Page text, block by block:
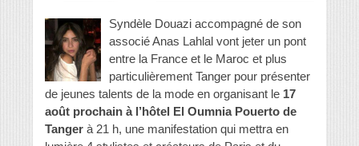
Syndèle Douazi accompagné de son
associé Anas Lahlal vont jeter un pont
entre la France et le Maroc et plus
particulièrement Tanger pour présenter
de jeunes talents de la mode en organisant le 17
août prochain à l’hôtel El Oumnia Pouerto de
Tanger à 21 h, une manifestation qui mettra en